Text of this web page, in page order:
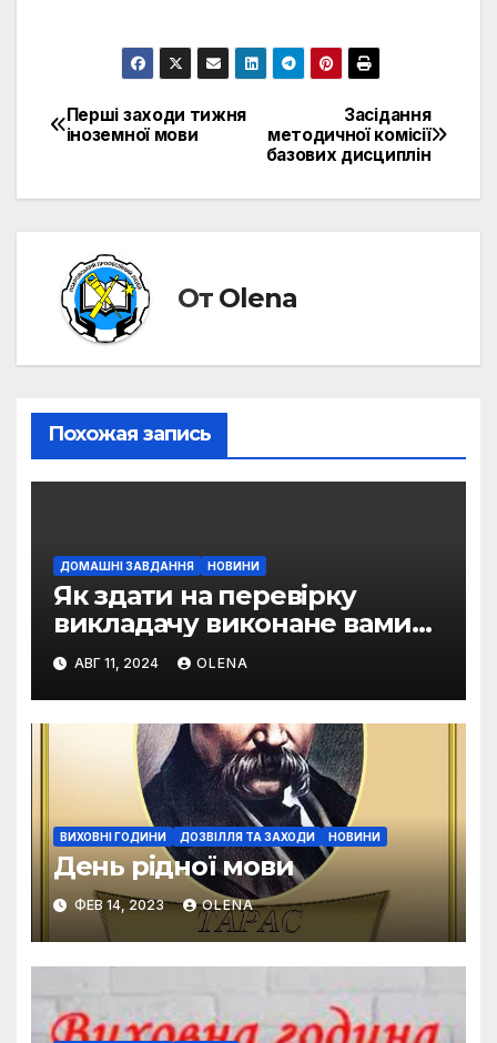
Навигация
Засідання
методичної комісії
базових дисциплін
Перші заходи тижня
іноземної мови
От Olena
Похожая запись
ДОМАШНІ ЗАВДАННЯ НОВИНИ
Як здати на перевірку
викладачу виконане вами
домашнє завдання
АВГ 11, 2024 OLENA
ВИХОВНІ ГОДИНИ ДОЗВІЛЛЯ ТА ЗАХОДИ НОВИНИ
День рідної мови
ФЕВ 14, 2023 OLENA